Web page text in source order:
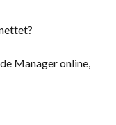
Manager online,